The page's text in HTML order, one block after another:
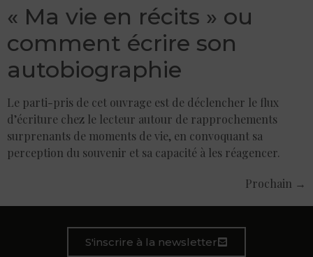
« Ma vie en récits » ou
comment écrire son
autobiographie
Le parti-pris de cet ouvrage est de déclencher le flux
d’écriture chez le lecteur autour de rapprochements
surprenants de moments de vie, en convoquant sa
perception du souvenir et sa capacité à les réagencer.
Prochain →
S'inscrire à la newsletter